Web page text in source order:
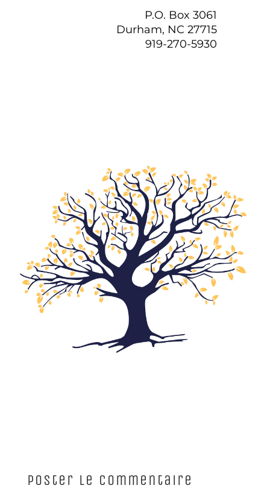
P.O. Box 3061
Durham, NC 27715
919-270-5930
Poster le commentaire